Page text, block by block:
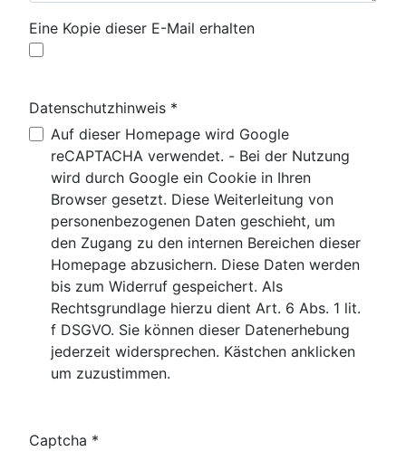
Eine Kopie dieser E-Mail erhalten
Datenschutzhinweis *
Datenschutzhinweis
Auf dieser Homepage wird Google
reCAPTACHA verwendet. - Bei der Nutzung
wird durch Google ein Cookie in Ihren
Browser gesetzt. Diese Weiterleitung von
personenbezogenen Daten geschieht, um
den Zugang zu den internen Bereichen dieser
Homepage abzusichern. Diese Daten werden
bis zum Widerruf gespeichert. Als
Rechtsgrundlage hierzu dient Art. 6 Abs. 1 lit.
f DSGVO. Sie können dieser Datenerhebung
jederzeit widersprechen. Kästchen anklicken
um zuzustimmen.
Captcha *